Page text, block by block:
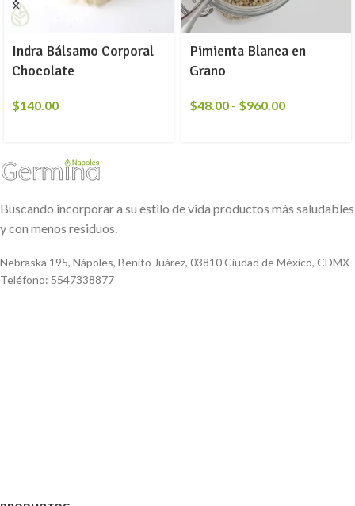
Indra Bálsamo Corporal
Chocolate
$140.00
Pimienta Blanca en
Grano
$48.00 - $960.00
Buscando incorporar a su estilo de vida productos más saludables
y con menos residuos.
Nebraska 195, Nápoles, Benito Juárez, 03810 Ciudad de México, CDMX
Teléfono: 5547338877